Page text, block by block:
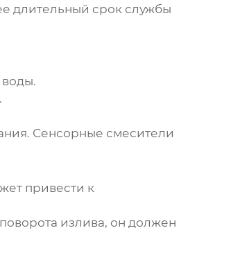
длительный срок службы
Сенсорные смесители
привести к
излива, он должен